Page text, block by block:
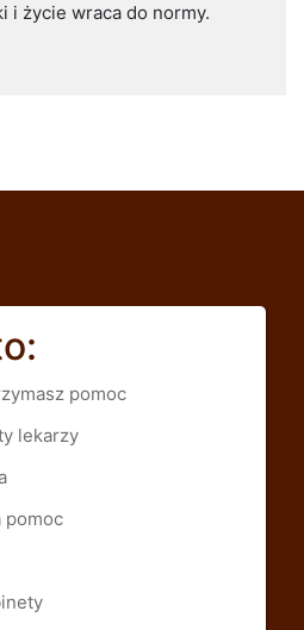
i życie wraca do normy.
pomoc
lekarzy
pomoc